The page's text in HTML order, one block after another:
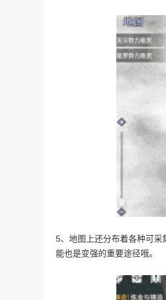
5、地图上还分布着各种可
能也是变强的重要途径哦。